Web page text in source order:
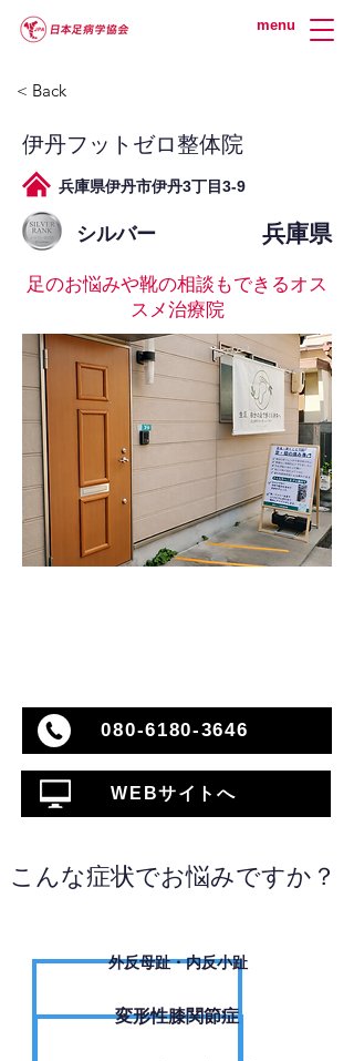
menu
< Back
伊丹フットゼロ整体院
兵庫県伊丹市伊丹3丁目3-9
シルバー 兵庫県
足のお悩みや靴の相談もできるオス
スメ治療院
080-6180-3646
WEBサイトへ
こんな症状でお悩みですか？
外反母趾・内反小趾
変形性膝関節症